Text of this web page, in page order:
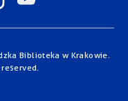
Biblioteka w Krakowie.